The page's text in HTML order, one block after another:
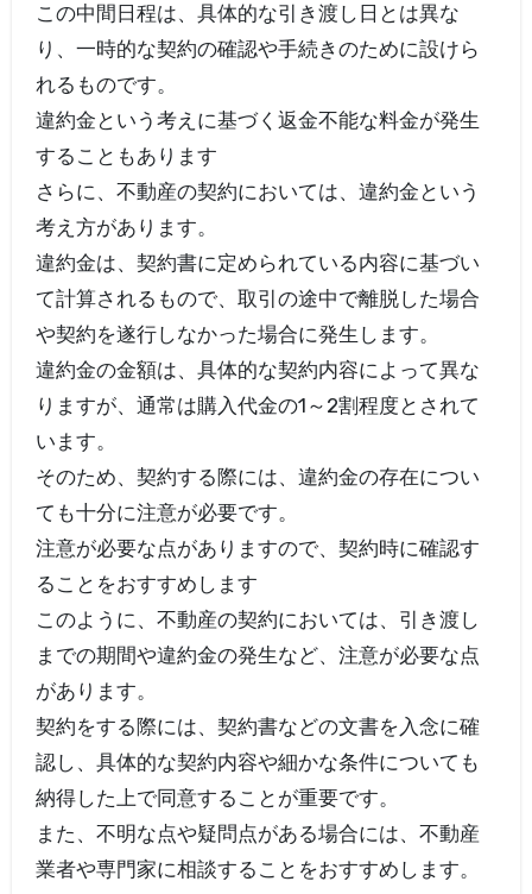
この中間日程は、具体的な引き渡し日とは異な
り、一時的な契約の確認や手続きのために設けら
れるものです。
違約金という考えに基づく返金不能な料金が発生
することもあります
さらに、不動産の契約においては、違約金という
考え方があります。
違約金は、契約書に定められている内容に基づい
て計算されるもので、取引の途中で離脱した場合
や契約を遂行しなかった場合に発生します。
違約金の金額は、具体的な契約内容によって異な
りますが、通常は購入代金の1～2割程度とされて
います。
そのため、契約する際には、違約金の存在につい
ても十分に注意が必要です。
注意が必要な点がありますので、契約時に確認す
ることをおすすめします
このように、不動産の契約においては、引き渡し
までの期間や違約金の発生など、注意が必要な点
があります。
契約をする際には、契約書などの文書を入念に確
認し、具体的な契約内容や細かな条件についても
納得した上で同意することが重要です。
また、不明な点や疑問点がある場合には、不動産
業者や専門家に相談することをおすすめします。